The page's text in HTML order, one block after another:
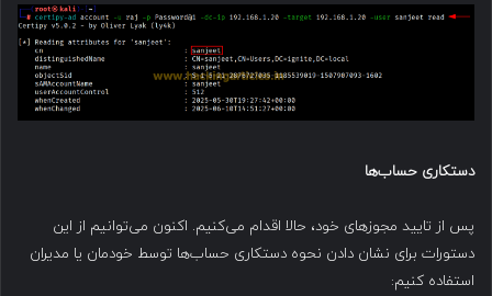
دستکاری حساب‌ها
پس از تایید مجوزهای خود، حالا اقدام می‌کنیم. اکنون می‌توانیم از این
دستورات برای نشان دادن نحوه دستکاری حساب‌ها توسط خودمان یا مدیران
استفاده کنیم: